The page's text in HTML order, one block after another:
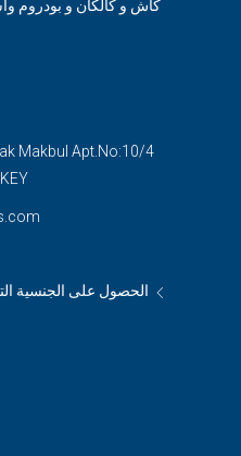
كاش و كالكان و بودروم
Makbul Apt.No:10/4
الحصول على الجنسية